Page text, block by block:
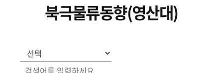
북극물류동향(영산대)